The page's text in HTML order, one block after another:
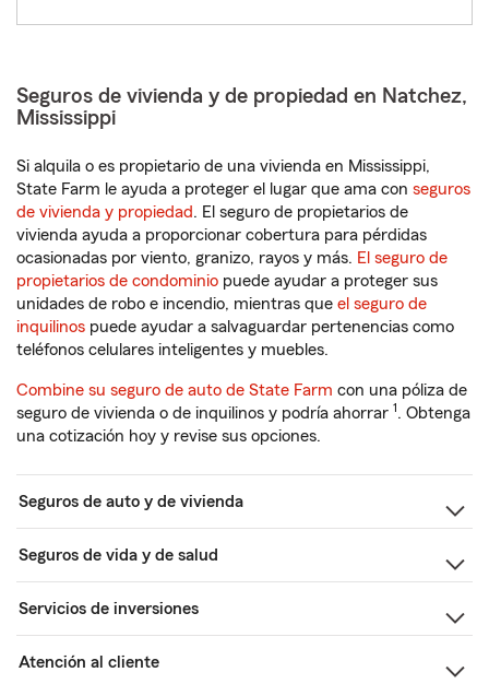
Seguros de vivienda y de propiedad en Natchez,
Mississippi
Si alquila o es propietario de una vivienda en Mississippi,
State Farm le ayuda a proteger el lugar que ama con seguros
de vivienda y propiedad. El seguro de propietarios de
vivienda ayuda a proporcionar cobertura para pérdidas
ocasionadas por viento, granizo, rayos y más. El seguro de
propietarios de condominio puede ayudar a proteger sus
unidades de robo e incendio, mientras que el seguro de
inquilinos puede ayudar a salvaguardar pertenencias como
teléfonos celulares inteligentes y muebles.
Combine su seguro de auto de State Farm con una póliza de
seguro de vivienda o de inquilinos y podría ahorrar 1. Obtenga
una cotización hoy y revise sus opciones.
Seguros de auto y de vivienda
Seguros de vida y de salud
Servicios de inversiones
Atención al cliente